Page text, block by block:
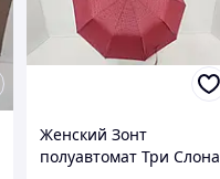
Женский Зонт
полуавтомат Три Слона